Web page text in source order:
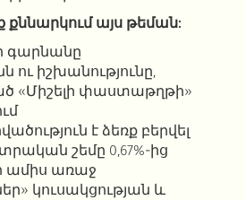
քննարկում այս թեման:
գարնանը
ու իշխանությունը,
«Միշելի փաստաթղթի»
է ձեռք բերվել
շեմը 0,67%-ից
ամիս առաջ
կուսակցության և